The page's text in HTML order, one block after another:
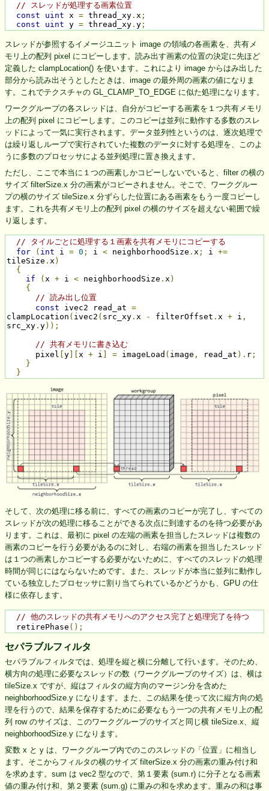
// スレッドが処理する画素位置
const
uint x = thread_xy . x ;
const
uint y = thread_xy . y ;
スレッドが参照するイメージユニット image の領域の各画素を、共有メ
モリ上の配列 pixel にコピーします。読み出す画素の位置の決定に先ほど
定義した clampLocation() を使います。これにより image からはみ出した
部分から読み出そうとしたときは、image の最外周の画素の値になりま
す。これでテクスチャの GL_CLAMP_TO_EDGE に似た処理になります。
ワークグループの各スレッドは、自分がコピーする画素を１つ共有メモリ
上の配列 pixel にコピーします。このコピーは並列に動作する多数のスレ
ッドによって一気に実行されます。データ並列性というのは、逐次処理で
は繰り返しループで実行されていた複数のデータに対する処理を、このよ
うに多数のプロセッサによる並列処理に置き換えます。
ただし、ここで本当に１つの画素しかコピーしないでいると、filter の横の
サイズ filterSize.x 分の画素がコピーされません。そこで、ワークグルー
プの横のサイズ tileSize.x 分ずらした位置にある画素をもう一度コピーし
ます。これを共有メモリ上の配列 pixel の横のサイズを超えない範囲で繰
り返します。
// タイルごとに処理する１画素を共有メモリにコピーする
for
( int i = 0 ; i < neighborhoodSize . x ; i +=
tileSize . x )
{
if
( x + i < neighborhoodSize . x )
{
// 読み出し位置
const ivec2 read_at =
clampLocation ( ivec2 ( src_xy . x - filterOffset . x + i ,
src_xy . y));
// 共有メモリに書き込む
      pixel
y x + i = imageLoad ( image , read_at ). r ;
}
}
そして、次の処理に移る前に、すべての画素のコピーが完了し、すべての
スレッドが次の処理に移ることができる次点に到達するのを待つ必要があ
ります。これは、最初に pixel の左端の画素を担当したスレッドは複数の
画素のコピーを行う必要があるのに対し、右端の画素を担当したスレッド
は１つの画素しかコピーする必要がないために、すべてのスレッドの処理
時間が同じにはならないためです。また、スレッドが本当に並列に動作し
ている独立したプロセッサに割り当てられているかどうかも、GPU の仕
様に依存します。
// 他のスレッドの共有メモリへのアクセス完了と処理完了を待つ
  retirePhase
();
セパラブルフィルタ
セパラブルフィルタでは、処理を縦と横に分離して行います。そのため、
横方向の処理に必要なスレッドの数（ワークグループのサイズ）は、横は
tileSize.x ですが、縦はフィルタの縦方向のマージン分を含めた
neighborhoodSize.y になります。また、この結果を使って次に縦方向の処
理を行うので、結果を保存するために必要なもう一つの共有メモリ上の配
列 row のサイズは、このワークグループのサイズと同じ横 tileSize.x、縦
neighborhoodSize.y になります。
変数 x と y は、ワークグループ内でのこのスレッドの「位置」に相当し
ます。そこからフィルタの横のサイズ filterSize.x 分の画素の重み付け和
を求めます。sum は vec2 型なので、第１要素 (sum.r) に分子となる画素
値の重み付け和、第２要素 (sum.g) に重みの和を求めます。重みの和は事